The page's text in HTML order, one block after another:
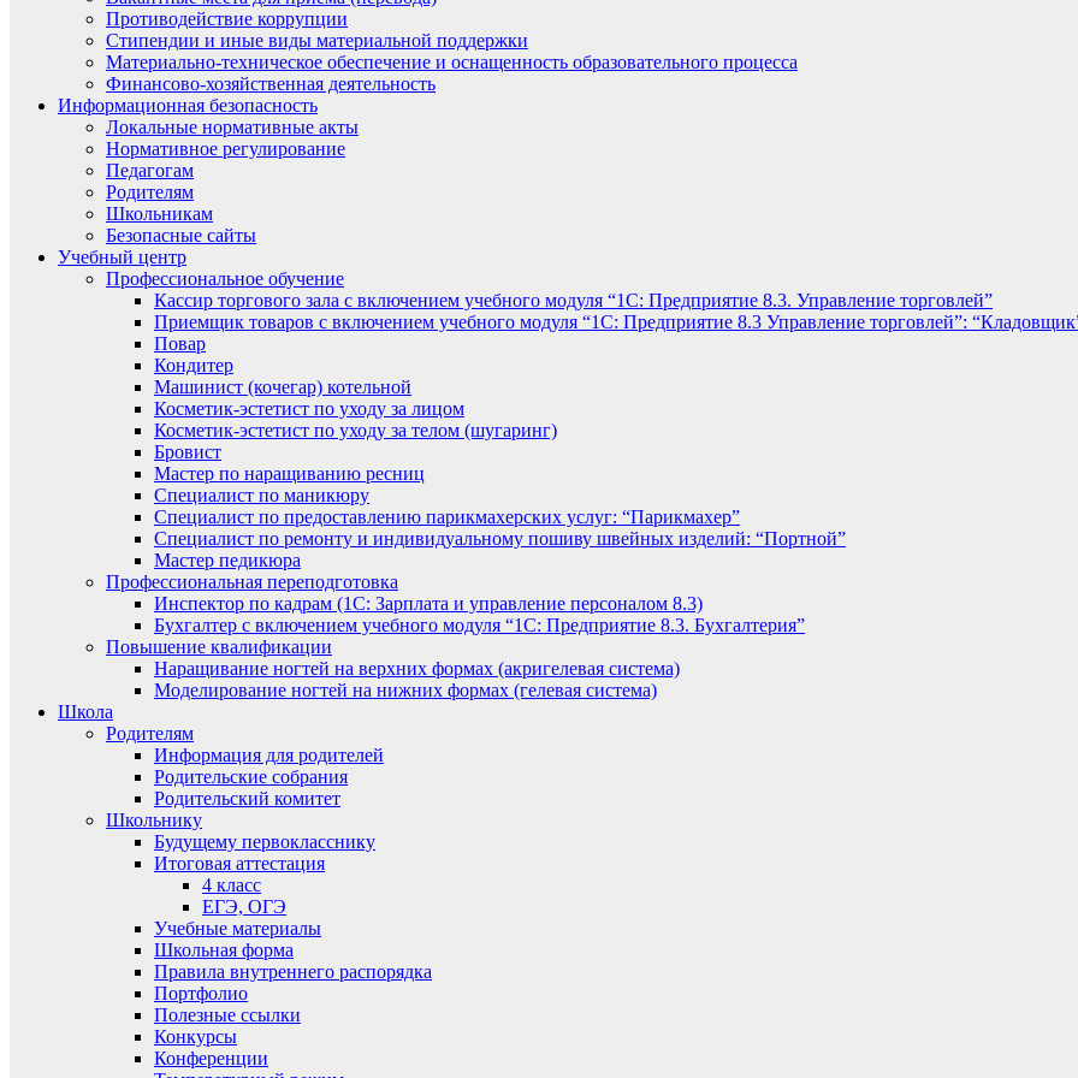
Противодействие коррупции
Стипендии и иные виды материальной поддержки
Материально-техническое обеспечение и оснащенность образовательного процесса
Финансово-хозяйственная деятельность
Информационная безопасность
Локальные нормативные акты
Нормативное регулирование
Педагогам
Родителям
Школьникам
Безопасные сайты
Учебный центр
Профессиональное обучение
Кассир торгового зала с включением учебного модуля “1С: Предприятие 8.3. Управление торговлей”
Приемщик товаров с включением учебного модуля “1С: Предприятие 8.3 Управление торговлей”:
Повар
Кондитер
Машинист (кочегар) котельной
Косметик-эстетист по уходу за лицом
Косметик-эстетист по уходу за телом (шугаринг)
Бровист
Мастер по наращиванию ресниц
Специалист по маникюру
Специалист по предоставлению парикмахерских услуг: “Парикмахер”
Специалист по ремонту и индивидуальному пошиву швейных изделий: “Портной”
Мастер педикюра
Профессиональная переподготовка
Инспектор по кадрам (1С: Зарплата и управление персоналом 8.3)
Бухгалтер с включением учебного модуля “1С: Предприятие 8.3. Бухгалтерия”
Повышение квалификации
Наращивание ногтей на верхних формах (акригелевая система)
Моделирование ногтей на нижних формах (гелевая система)
Школа
Родителям
Информация для родителей
Родительские собрания
Родительский комитет
Школьнику
Будущему первокласснику
Итоговая аттестация
4 класс
ЕГЭ, ОГЭ
Учебные материалы
Школьная форма
Правила внутреннего распорядка
Портфолио
Полезные ссылки
Конкурсы
Конференции